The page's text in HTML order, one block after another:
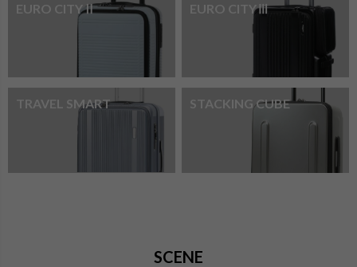
EURO CITYⅡ EURO CITYⅢ
TRAVEL SMART STACKING CUBE
SCENE